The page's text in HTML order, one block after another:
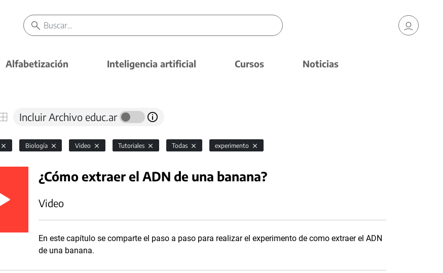
Alfabetización Inteligencia artificial Cursos Noticias
Incluir Archivo educ.ar
Biología Video Tutoriales Todas experimento
¿Cómo extraer el ADN de una banana?
Video
En este capítulo se comparte el paso a paso para realizar el experimento de como extraer el ADN
de una banana.